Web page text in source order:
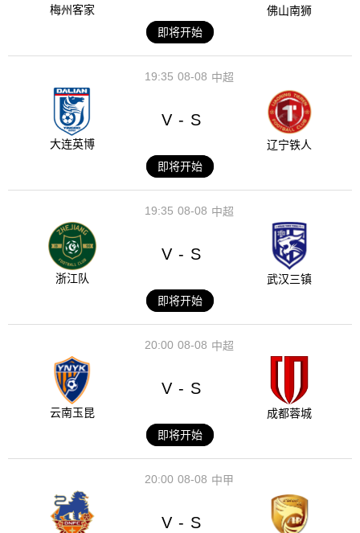
梅州客家
佛山南狮
即将开始
08-08
19:35 中超
大连英博
V - S
辽宁铁人
即将开始
08-08
19:35 中超
浙江队
V - S
武汉三镇
即将开始
08-08
20:00 中超
云南玉昆
V - S
成都蓉城
即将开始
08-08
20:00 中甲
V - S